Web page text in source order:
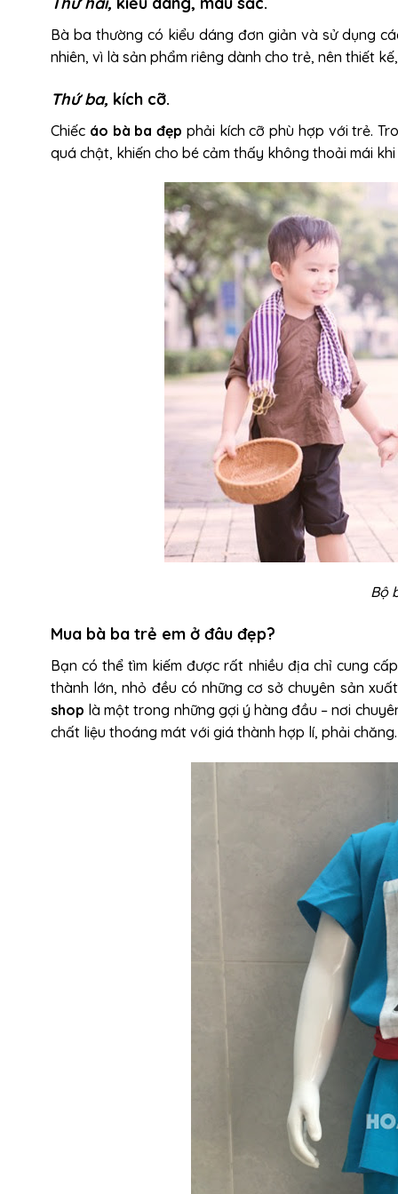
Bà ba thường có kiểu dáng đơn giản và sử dụng
nhiên, vì là sản phẩm riêng dành cho trẻ, nên thiết
Thứ ba, kích cỡ.
Chiếc áo bà ba đẹp phải kích cỡ phù hợp với trẻ.
quá chật, khiến cho bé cảm thấy không thoải mái
Bộ
Mua bà ba trẻ em ở đâu đẹp?
Bạn có thể tìm kiếm được rất nhiều địa chỉ cung
thành lớn, nhỏ đều có những cơ sở chuyên sản
shop là một trong những gợi ý hàng đầu – nơi
chất liệu thoáng mát với giá thành hợp lí, phải chăng.